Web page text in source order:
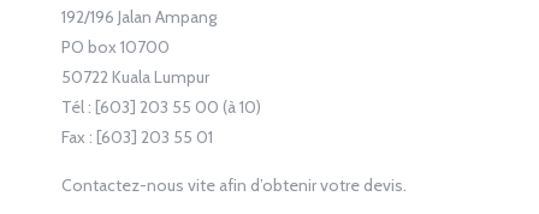
192/196 Jalan Ampang
PO box 10700
50722 Kuala Lumpur
Tél : [603] 203 55 00 (à 10)
Fax : [603] 203 55 01
Contactez-nous vite afin d’obtenir votre devis.